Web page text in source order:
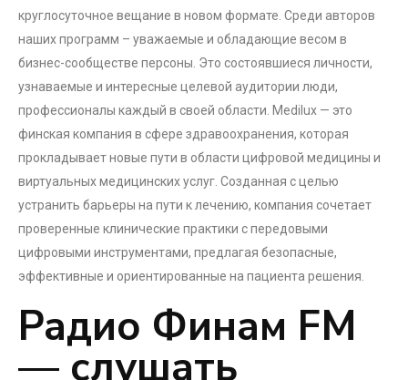
круглосуточное вещание в новом формате. Среди авторов
наших программ – уважаемые и обладающие весом в
бизнес-сообществе персоны. Это состоявшиеся личности,
узнаваемые и интересные целевой аудитории люди,
профессионалы каждый в своей области. Medilux — это
финская компания в сфере здравоохранения, которая
прокладывает новые пути в области цифровой медицины и
виртуальных медицинских услуг. Созданная с целью
устранить барьеры на пути к лечению, компания сочетает
проверенные клинические практики с передовыми
цифровыми инструментами, предлагая безопасные,
эффективные и ориентированные на пациента решения.
Радио Финам FM
— слушать